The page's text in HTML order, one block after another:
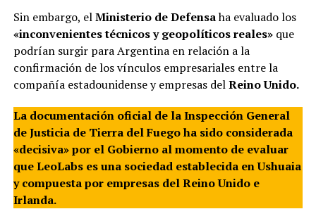
Sin embargo, elMinisterio de Defensaha evaluado los
«inconvenientes técnicos y geopolíticos reales»que
podrían surgir para Argentina en relación a la
confirmación de los vínculos empresariales entre la
compañía estadounidense y empresas delReino Unido.
La documentación oficial de la Inspección General
de Justicia de Tierra del Fuego ha sido considerada
«decisiva» por el Gobierno al momento de evaluar
que LeoLabs es una sociedad establecida en Ushuaia
y compuesta por empresas del Reino Unido e
Irlanda.